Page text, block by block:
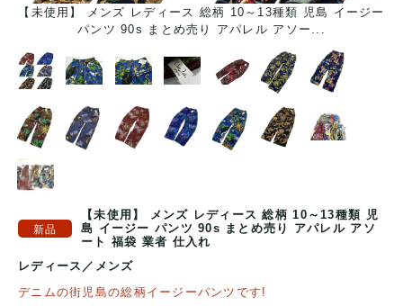
【未使用】 メンズ レディース 総柄 10～13種類 児島 イージー
パンツ 90s まとめ売り アパレル アソー...
【未使用】 メンズ レディース 総柄 10～13種類 児
島 イージー パンツ 90s まとめ売り アパレル アソ
ート 福袋 業者 仕入れ
レディース ／ メンズ
デニムの街児島の総柄イージーパンツです!